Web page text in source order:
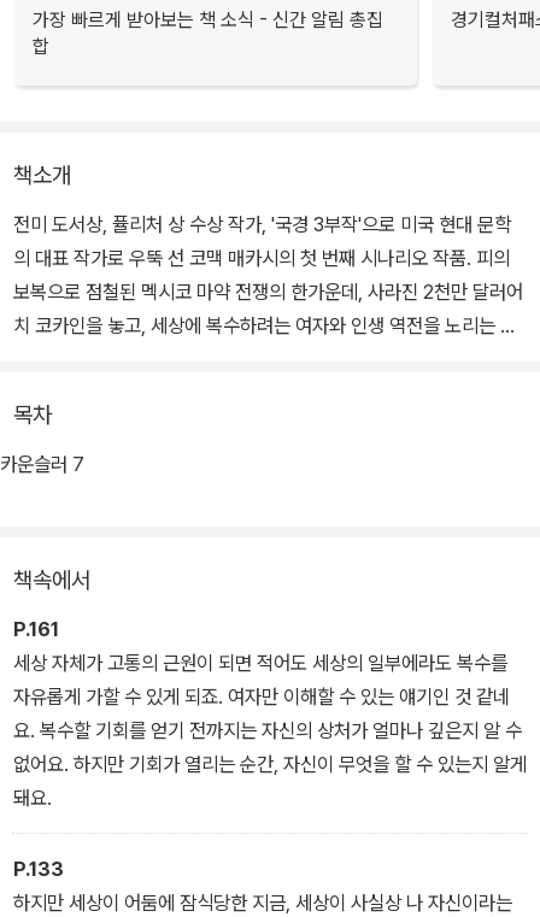
가장 빠르게 받아보는 책 소식 - 신간 알림 총집
합
경기컬처
책소개
전미 도서상, 퓰리처 상 수상 작가, '국경 3부작'으로 미국 현대 문학
의 대표 작가로 우뚝 선 코맥 매카시의 첫 번째 시나리오 작품. 피의
보복으로 점철된 멕시코 마약 전쟁의 한가운데, 사라진 2천만 달러어
치 코카인을 놓고, 세상에 복수하려는 여자와 인생 역전을 노리는 남
'변호사'는 연인 로라에게 프러포즈하고 죽을 때까지 함께하기로 약속
한다. 그는 라이너와 말키나 커플과 손을 잡고 마약 밀매에 가담하고,
이들은 각자의 속셈으로 1억 달러어치의 마약 밀반입을 시도하는데
누군가의 배신으로 일이 틀어져 조직원이 죽고 마약이 사라지는 일이
발생한다. 변호사는 공포에 질려 도망치면서 로라와는 다른 도시에서
만나기로 한다. 그러나 로라는 납치되고, 초조하게 그녀를 찾아다니
던 변호사에게 한 장의 DVD가 배달된다.
목차
카운슬러 7
책속에서
P.161
세상 자체가 고통의 근원이 되면 적어도 세상의 일부에라도 복수를
자유롭게 가할 수 있게 되죠. 여자만 이해할 수 있는 얘기인 것 같네
요. 복수할 기회를 얻기 전까지는 자신의 상처가 얼마나 깊은지 알 수
없어요. 하지만 기회가 열리는 순간, 자신이 무엇을 할 수 있는지 알게
돼요.
P.133
하지만 세상이 어둠에 잠식당한 지금, 세상이 사실상 나 자신이라는